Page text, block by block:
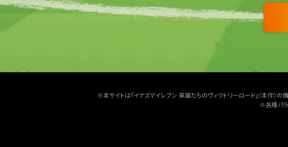
※本サイトは『イナズマイレブン 英雄たちのヴィクトリーロード』（本作）
※各種パラ